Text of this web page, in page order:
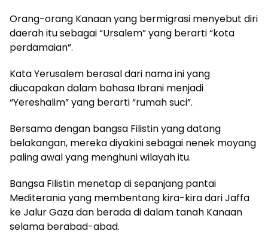
Orang-orang Kanaan yang bermigrasi menyebut diri
daerah itu sebagai “Ursalem” yang berarti “kota
perdamaian”.
Kata Yerusalem berasal dari nama ini yang
diucapakan dalam bahasa Ibrani menjadi
“Yereshalim” yang berarti “rumah suci”.
Bersama dengan bangsa Filistin yang datang
belakangan, mereka diyakini sebagai nenek moyang
paling awal yang menghuni wilayah itu.
Bangsa Filistin menetap di sepanjang pantai
Mediterania yang membentang kira-kira dari Jaffa
ke Jalur Gaza dan berada di dalam tanah Kanaan
selama berabad-abad.